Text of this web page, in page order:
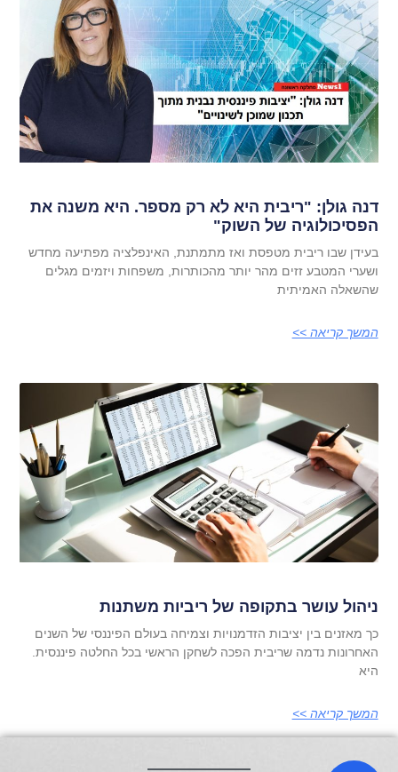
דנה גולן: "ריבית היא לא רק מספר. היא משנה את
הפסיכולוגיה של השוק"
בעידן שבו ריבית מטפסת ואז מתמתנת, האינפלציה מפתיעה מחדש
ושערי המטבע זזים מהר יותר מהכותרות, משפחות ויזמים מגלים
שהשאלה האמיתית
המשך קריאה >>
ניהול עושר בתקופה של ריביות משתנות
כך מאזנים בין יציבות הזדמנויות וצמיחה בעולם הפיננסי של השנים
האחרונות נדמה שריבית הפכה לשחקן הראשי בכל החלטה פיננסית.
היא
המשך קריאה >>